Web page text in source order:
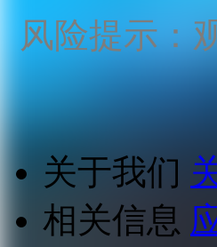
风险提示：
关于我们
相关信息